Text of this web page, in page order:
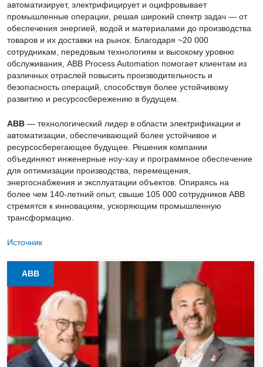
автоматизирует, электрифицирует и оцифровывает
промышленные операции, решая широкий спектр задач — от
обеспечения энергией, водой и материалами до производства
товаров и их доставки на рынок. Благодаря ~20 000
сотрудникам, передовым технологиям и высокому уровню
обслуживания, ABB Process Automation помогает клиентам из
различных отраслей повысить производительность и
безопасность операций, способствуя более устойчивому
развитию и ресурсосбережению в будущем.
ABB — технологический лидер в области электрификации и
автоматизации, обеспечивающий более устойчивое и
ресурсосберегающее будущее. Решения компании
объединяют инженерные ноу-хау и программное обеспечение
для оптимизации производства, перемещения,
энергоснабжения и эксплуатации объектов. Опираясь на
более чем 140-летний опыт, свыше 105 000 сотрудников ABB
стремятся к инновациям, ускоряющим промышленную
трансформацию.
Источник
ABB